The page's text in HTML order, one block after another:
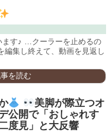
ます♪ …クーラーを止めるの
編集し終えて、動画を見返し
を読む
美脚が際立つオ
公開で「おしゃれす
度見」と大反響